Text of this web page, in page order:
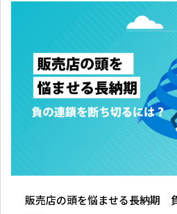
販売店の頭を悩ませる長納期